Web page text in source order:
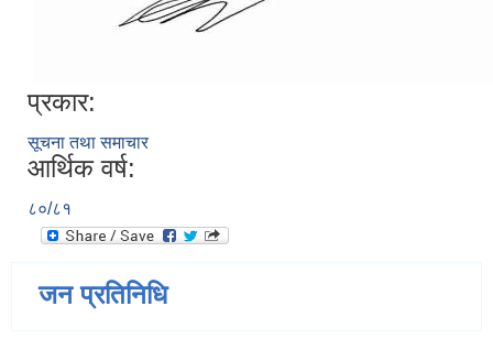
प्रकार:
सूचना तथा समाचार
आर्थिक वर्ष:
८०/८१
जन प्रतिनिधि